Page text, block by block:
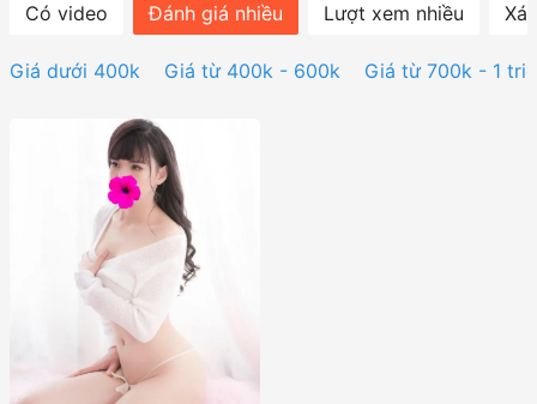
Có video Đánh giá nhiều Lượt xem nhiều
Giá dưới 400k Giá từ 400k - 600k Giá từ 700k - 1